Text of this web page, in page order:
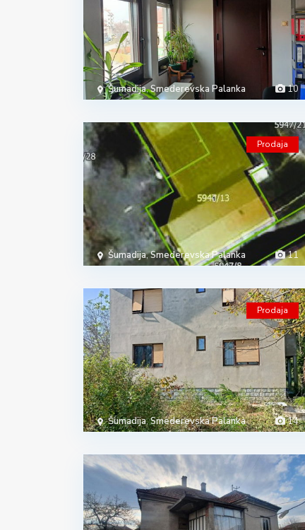
10
Šumadija,Smederevska Palanka
11
Šumadija,Smederevska Palanka
Prodaja
14
Šumadija,Smederevska Palanka
Prodaja